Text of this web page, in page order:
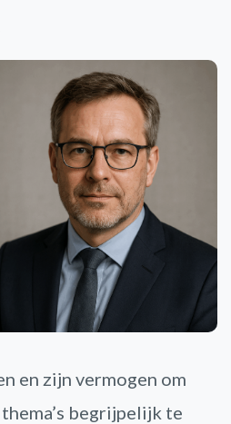
en zijn vermogen om
begrijpelijk te